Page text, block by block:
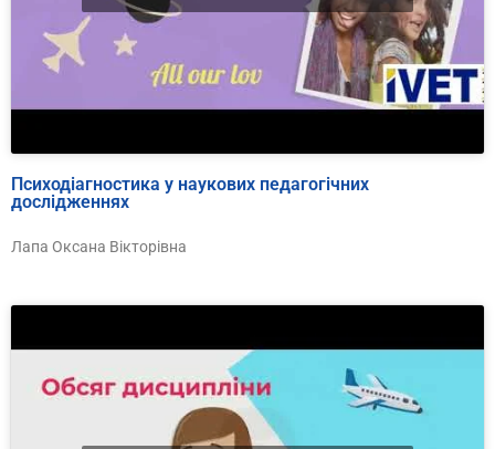
Психодіагностика у наукових педагогічних
дослідженнях
Лапа Оксана Вікторівна